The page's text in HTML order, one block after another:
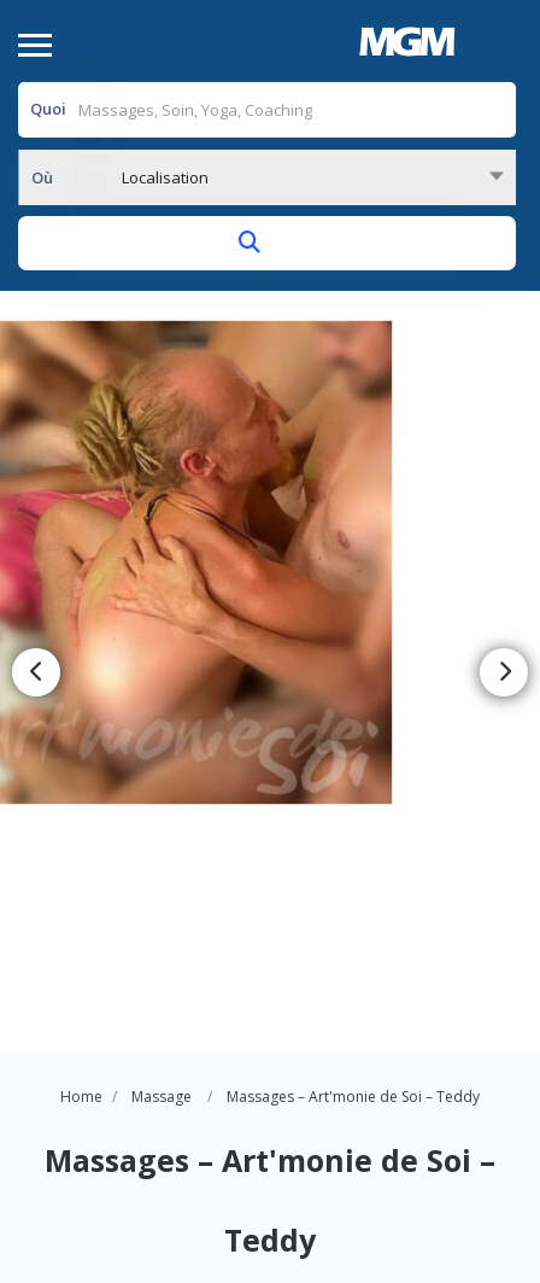
Quoi
Où Localisation
Home Massage Massages – Art'monie de Soi – Teddy
Massages – Art'monie de Soi –
Teddy